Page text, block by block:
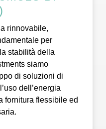
rinnovabile,
per
stabilità della
siamo
di soluzioni di
dell’energia
fornitura flessibile ed